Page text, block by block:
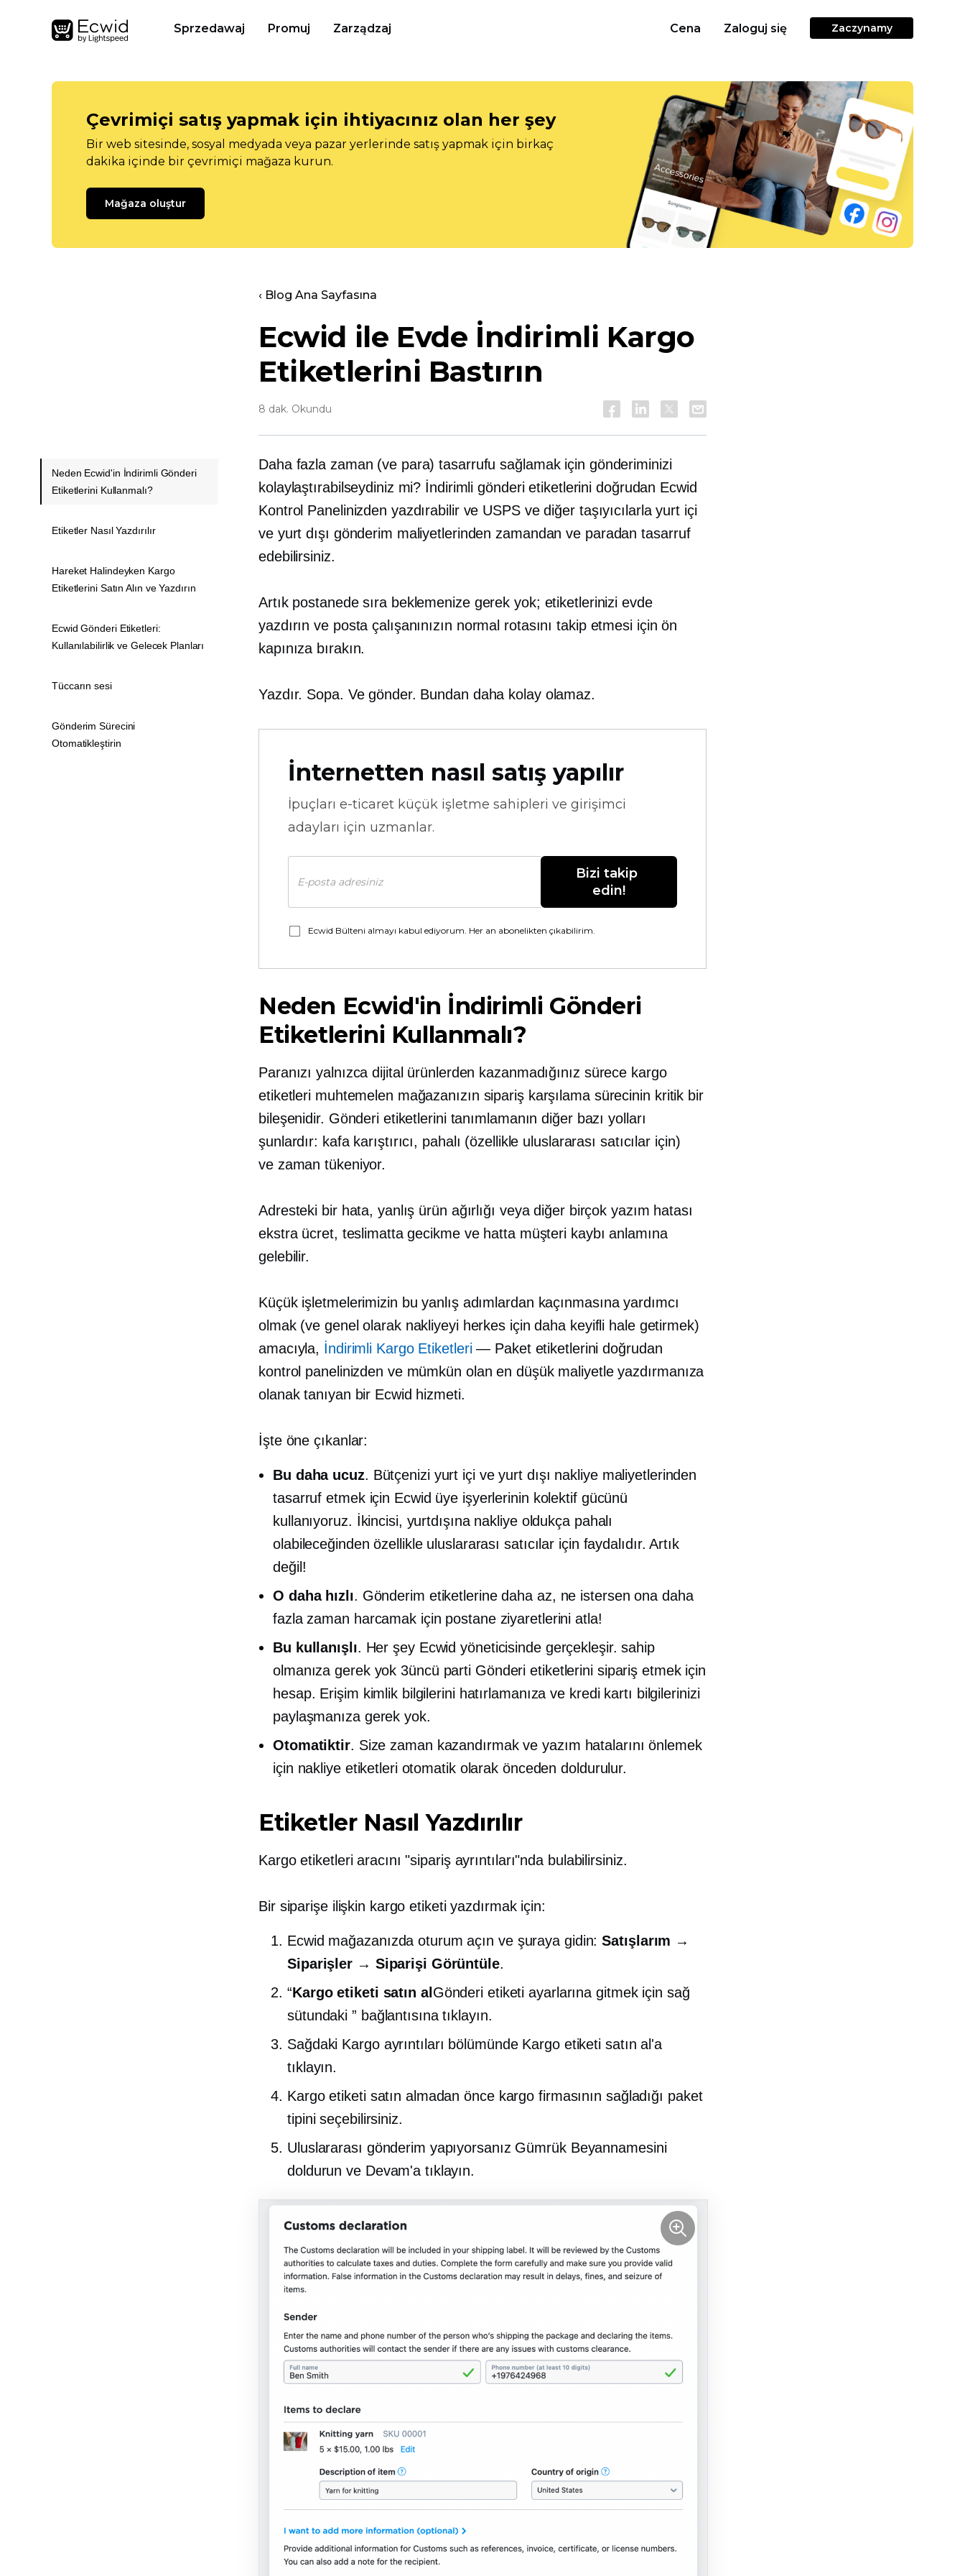
Sprzedawaj Promuj Zarządzaj Cena Zaloguj się Zaczynamy
Çevrimiçi satış yapmak için ihtiyacınız olan her şey
Bir web sitesinde, sosyal medyada veya pazar yerlerinde satış yapmak için birkaç
dakika içinde bir çevrimiçi mağaza kurun.
Mağaza oluştur
‹ Blog Ana Sayfasına
Ecwid ile Evde İndirimli Kargo
Etiketlerini Bastırın
8 dak. Okundu
Daha fazla zaman (ve para) tasarrufu sağlamak için gönderiminizi
kolaylaştırabilseydiniz mi? İndirimli gönderi etiketlerini doğrudan Ecwid
Kontrol Panelinizden yazdırabilir ve USPS ve diğer taşıyıcılarla yurt içi
ve yurt dışı gönderim maliyetlerinden zamandan ve paradan tasarruf
edebilirsiniz.
Artık postanede sıra beklemenize gerek yok; etiketlerinizi evde
yazdırın ve posta çalışanınızın normal rotasını takip etmesi için ön
kapınıza bırakın.
Yazdır. Sopa. Ve gönder. Bundan daha kolay olamaz.
İnternetten nasıl satış yapılır
İpuçları e-ticaret küçük işletme sahipleri ve girişimci
adayları için uzmanlar.
Bizi takip
edin!
Ecwid Bülteni almayı kabul ediyorum. Her an abonelikten çıkabilirim.
Neden Ecwid'in İndirimli Gönderi
Etiketlerini Kullanmalı?
Paranızı yalnızca dijital ürünlerden kazanmadığınız sürece kargo
etiketleri muhtemelen mağazanızın sipariş karşılama sürecinin kritik bir
bileşenidir. Gönderi etiketlerini tanımlamanın diğer bazı yolları
şunlardır: kafa karıştırıcı, pahalı (özellikle uluslararası satıcılar için)
ve zaman tükeniyor.
Adresteki bir hata, yanlış ürün ağırlığı veya diğer birçok yazım hatası
ekstra ücret, teslimatta gecikme ve hatta müşteri kaybı anlamına
gelebilir.
Küçük işletmelerimizin bu yanlış adımlardan kaçınmasına yardımcı
olmak (ve genel olarak nakliyeyi herkes için daha keyifli hale getirmek)
amacıyla, İndirimli Kargo Etiketleri— Paket etiketlerini doğrudan
kontrol panelinizden ve mümkün olan en düşük maliyetle yazdırmanıza
olanak tanıyan bir Ecwid hizmeti.
İşte öne çıkanlar:
Bu daha ucuz. Bütçenizi yurt içi ve yurt dışı nakliye maliyetlerinden
tasarruf etmek için Ecwid üye işyerlerinin kolektif gücünü
kullanıyoruz. İkincisi, yurtdışına nakliye oldukça pahalı
olabileceğinden özellikle uluslararası satıcılar için faydalıdır. Artık
değil!
O daha hızlı. Gönderim etiketlerine daha az, ne istersen ona daha
fazla zaman harcamak için postane ziyaretlerini atla!
Bu kullanışlı. Her şey Ecwid yöneticisinde gerçekleşir. sahip
olmanıza gerek yok3üncü parti Gönderi etiketlerini sipariş etmek için
hesap. Erişim kimlik bilgilerini hatırlamanıza ve kredi kartı bilgilerinizi
paylaşmanıza gerek yok.
Otomatiktir. Size zaman kazandırmak ve yazım hatalarını önlemek
için nakliye etiketleri otomatik olarak önceden doldurulur.
Etiketler Nasıl Yazdırılır
Kargo etiketleri aracını "sipariş ayrıntıları"nda bulabilirsiniz.
Bir siparişe ilişkin kargo etiketi yazdırmak için:
Ecwid mağazanızda oturum açın ve şuraya gidin:Satışlarım →
Siparişler → Siparişi Görüntüle.
“Kargo etiketi satın al Gönderi etiketi ayarlarına gitmek için sağ
sütundaki ” bağlantısına tıklayın.
Sağdaki Kargo ayrıntıları bölümünde Kargo etiketi satın al'a
tıklayın.
Kargo etiketi satın almadan önce kargo firmasının sağladığı paket
tipini seçebilirsiniz.
Uluslararası gönderim yapıyorsanız Gümrük Beyannamesini
doldurun ve Devam'a tıklayın.
Neden Ecwid'in İndirimli Gönderi
Etiketlerini Kullanmalı?
Etiketler Nasıl Yazdırılır
Hareket Halindeyken Kargo
Etiketlerini Satın Alın ve Yazdırın
Ecwid Gönderi Etiketleri:
Kullanılabilirlik ve Gelecek Planları
Tüccarın sesi
Gönderim Sürecini
Otomatikleştirin